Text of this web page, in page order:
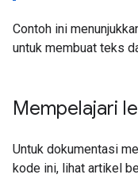
Contoh ini
untuk membuat teks
Mempelajari
Untuk dokumentasi
kode ini, lihat artikel